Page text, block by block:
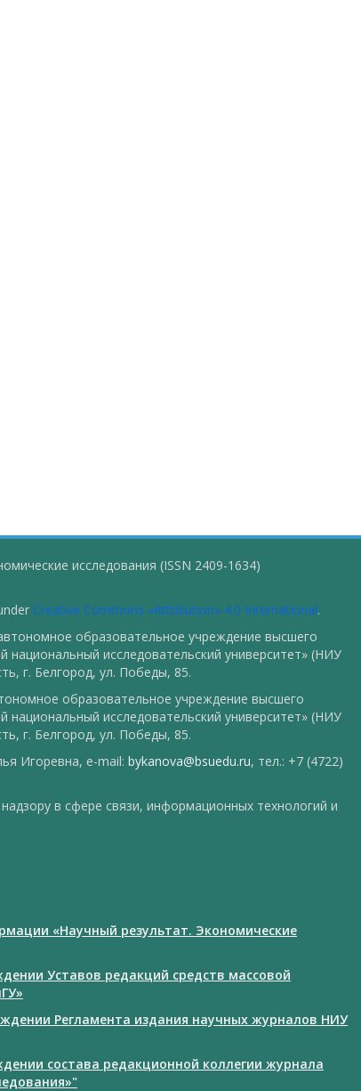
исследования (ISSN 2409-1634)
Creative Commons «Attribution» 4.0 International.
образовательное учреждение высшего
национальный исследовательский университет» (НИУ
г. Белгород, ул. Победы, 85.
образовательное учреждение высшего
национальный исследовательский университет» (НИУ
г. Белгород, ул. Победы, 85.
Игоревна, e-mail: bykanova@bsuedu.ru, тел.: +7 (4722)
в сфере связи, информационных технологий и
«Научный результат. Экономические
Уставов редакций средств массовой
Регламента издания научных журналов НИУ
состава редакционной коллегии журнала